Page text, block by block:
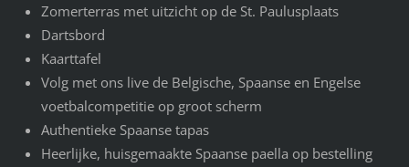
Zomerterras met uitzicht op de St. Paulusplaats
Dartsbord
Kaarttafel
Volg met ons live de Belgische, Spaanse en Engelse
voetbalcompetitie op groot scherm
Authentieke Spaanse tapas
Heerlijke, huisgemaakte Spaanse paella op bestelling